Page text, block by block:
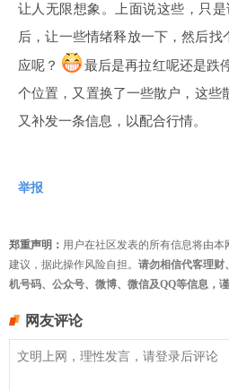
让人无限想象。上面说这些，只
后，让一些情绪释放一下，然后
应呢？
最后是再拉红呢还是跌
个位置，又置换了一些散户，这些
又补发一条信息，以配合行情。
举报
郑重声明： 用户在社区发表的所有信息将由
建议，据此操作风险自担。 请勿相信代客理财
机号码、公众号、微博、微信及QQ等信息，
网友评论